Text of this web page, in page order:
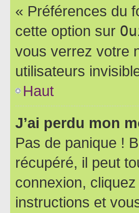
« Préférences du
cette option sur
vous verrez votre
utilisateurs
Haut
J’ai perdu mon
Pas de panique !
récupéré, il peut
connexion,
instructions et